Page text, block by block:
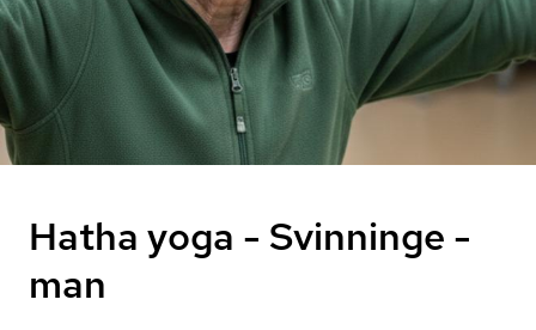
Hatha yoga - Svinninge -
man